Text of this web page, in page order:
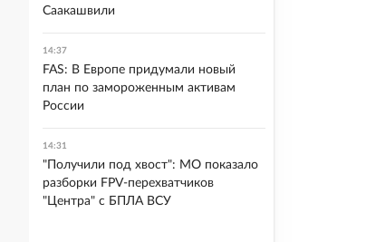
Саакашвили
14:37
FAS: В Европе придумали новый
план по замороженным активам
России
14:31
"Получили под хвост": МО показало
разборки FPV-перехватчиков
"Центра" с БПЛА ВСУ